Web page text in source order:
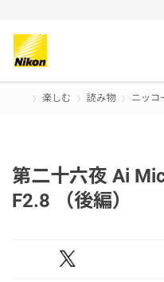
楽しむ 読み物 ニッコ
第二十六夜 Ai
F2.8 （後編）